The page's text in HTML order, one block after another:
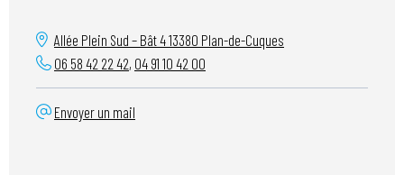
Allée Plein Sud – Bât 413380 Plan-de-Cuques
06 58 42 22 42, 04 91 10 42 00
Envoyer un mail